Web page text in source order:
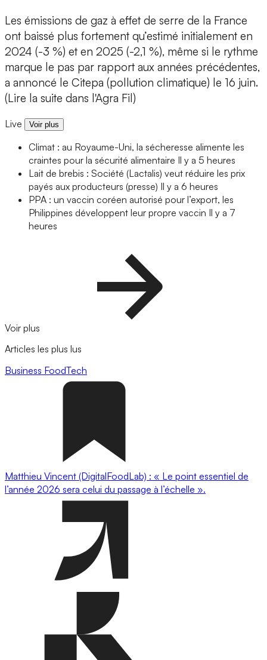
Les émissions de gaz à effet de serre de la France
ont baissé plus fortement qu’estimé initialement en
2024 (-3 %) et en 2025 (-2,1 %), même si le rythme
marque le pas par rapport aux années précédentes,
a annoncé le Citepa (pollution climatique) le 16 juin.
(Lire la suite dans l'Agra Fil)
Live Voir plus
Climat : au Royaume-Uni, la sécheresse alimente les
craintes pour la sécurité alimentaire Il y a 5 heures
Lait de brebis : Société (Lactalis) veut réduire les prix
payés aux producteurs (presse) Il y a 6 heures
PPA : un vaccin coréen autorisé pour l’export, les
Philippines développent leur propre vaccin Il y a 7
heures
Voir plus
Articles les plus lus
Business FoodTech
Matthieu Vincent (DigitalFoodLab) : « Le point essentiel de
l’année 2026 sera celui du passage à l’échelle ».